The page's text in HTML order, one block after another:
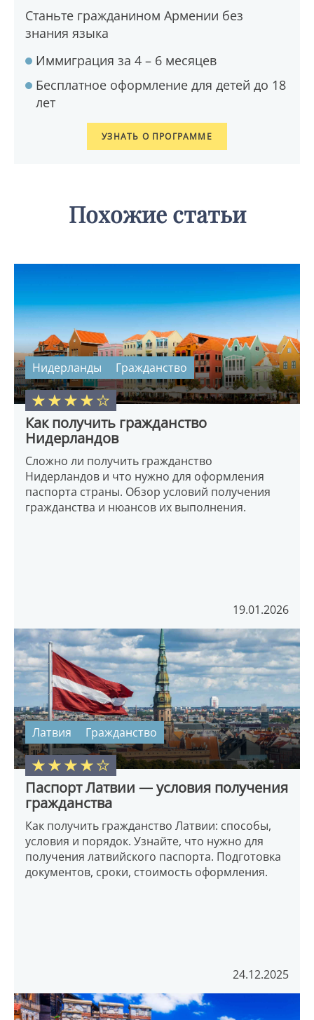
Станьте гражданином Армении без
знания языка
Иммиграция за 4 – 6 месяцев
Бесплатное оформление для детей до 18
лет
УЗНАТЬ О ПРОГРАММЕ
Похожие статьи
Нидерланды Гражданство
Как получить гражданство
Нидерландов
Сложно ли получить гражданство
Нидерландов и что нужно для оформления
паспорта страны. Обзор условий получения
гражданства и нюансов их выполнения.
19.01.2026
Латвия Гражданство
Паспорт Латвии — условия получения
гражданства
Как получить гражданство Латвии: способы,
условия и порядок. Узнайте, что нужно для
получения латвийского паспорта. Подготовка
документов, сроки, стоимость оформления.
24.12.2025